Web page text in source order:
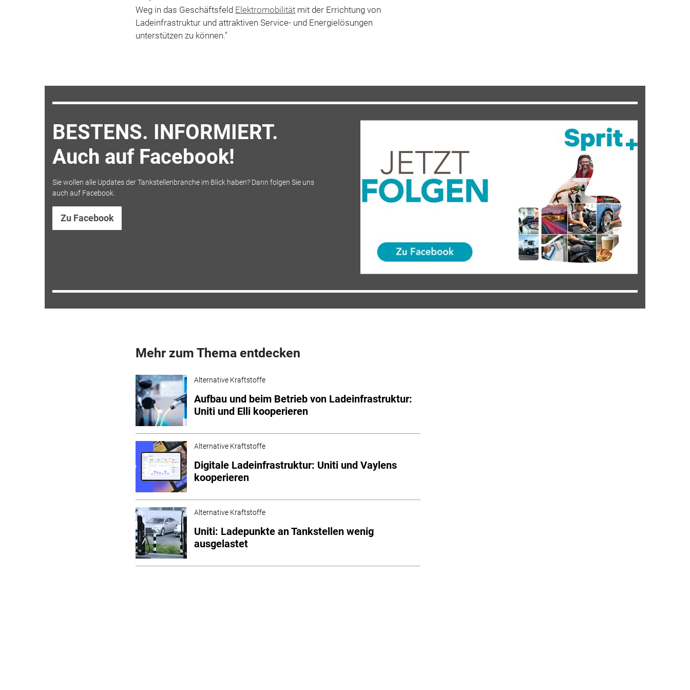
Weg in das Geschäftsfeld Elektromobilität mit der Errichtung von
Ladeinfrastruktur und attraktiven Service- und Energielösungen
unterstützen zu können."
BESTENS. INFORMIERT.
Auch auf Facebook!
Sie wollen alle Updates der Tankstellenbranche im Blick haben? Dann folgen Sie uns
auch auf Facebook.
Zu Facebook
Mehr zum Thema entdecken
Alternative Kraftstoffe
Aufbau und beim Betrieb von Ladeinfrastruktur:
Uniti und Elli kooperieren
Alternative Kraftstoffe
Digitale Ladeinfrastruktur: Uniti und Vaylens
kooperieren
Alternative Kraftstoffe
Uniti: Ladepunkte an Tankstellen wenig
ausgelastet